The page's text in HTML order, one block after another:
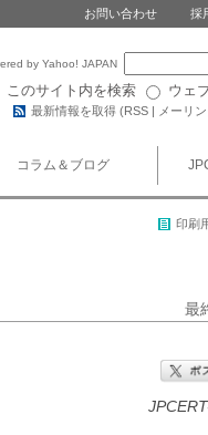
お問い合わせ 採
by Yahoo! JAPAN
このサイト内を検索 ウェ
最新情報を取得 (RSS | メーリ
コラム＆ブログ
印刷
最